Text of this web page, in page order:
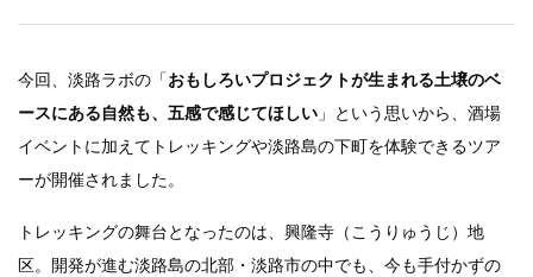
今回、淡路ラボの「おもしろいプロジェクトが生まれる土壌のベ
ースにある自然も、五感で感じてほしい 」という思いから、酒場
イベントに加えてトレッキングや淡路島の下町を体験できるツア
ーが開催されました。
トレッキングの舞台となったのは、興隆寺（こうりゅうじ）地
区。開発が進む淡路島の北部・淡路市の中でも、今も手付かずの